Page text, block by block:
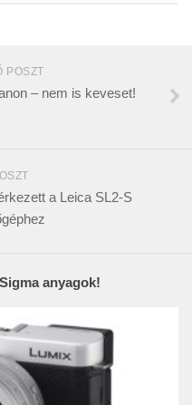
POSZT
– nem is keveset!
a Leica SL2-S
anyagok!